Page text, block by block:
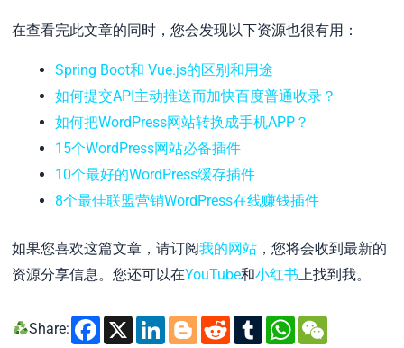
在查看完此文章的同时，您会发现以下资源也很有用：
Spring Boot和 Vue.js的区别和用途
如何提交API主动推送而加快百度普通收录？
如何把WordPress网站转换成手机APP？
15个WordPress网站必备插件
10个最好的WordPress缓存插件
8个最佳联盟营销WordPress在线赚钱插件
如果您喜欢这篇文章，请订阅我的网站 ，您将会收到最新的
资源分享信息。您还可以在YouTube和小红书上找到我。
Share: Facebook
X LinkedIn
Blogger
Reddit
Tumblr